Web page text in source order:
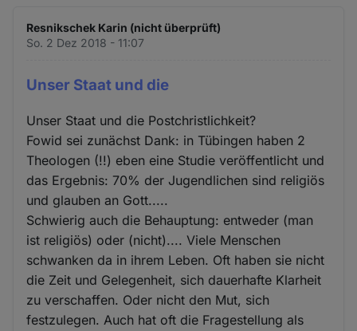
Resnikschek Karin (nicht überprüft)
So. 2 Dez 2018 - 11:07
Unser Staat und die
Unser Staat und die Postchristlichkeit?
Fowid sei zunächst Dank: in Tübingen haben 2
Theologen (!!) eben eine Studie veröffentlicht und
das Ergebnis: 70% der Jugendlichen sind religiös
und glauben an Gott.....
Schwierig auch die Behauptung: entweder (man
ist religiös) oder (nicht).... Viele Menschen
schwanken da in ihrem Leben. Oft haben sie nicht
die Zeit und Gelegenheit, sich dauerhafte Klarheit
zu verschaffen. Oder nicht den Mut, sich
festzulegen. Auch hat oft die Fragestellung als